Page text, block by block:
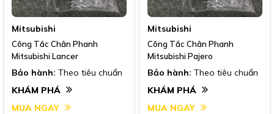
Mitsubishi
Công Tắc Chân Phanh
Mitsubishi Lancer
Bảo hành: Theo tiêu chuẩn
KHÁM PHÁ
MUA NGAY
Mitsubishi
Công Tắc Chân Phanh
Mitsubishi Pajero
Bảo hành: Theo tiêu chuẩn
KHÁM PHÁ
MUA NGAY